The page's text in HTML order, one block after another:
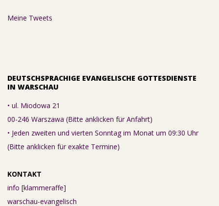
Meine Tweets
DEUTSCHSPRACHIGE EVANGELISCHE GOTTESDIENSTE
IN WARSCHAU
• ul. Miodowa 21
00-246 Warszawa (Bitte anklicken für Anfahrt)
• Jeden zweiten und vierten Sonntag im Monat um 09:30 Uhr
(Bitte anklicken für exakte Termine)
KONTAKT
info [klammeraffe]
warschau-evangelisch